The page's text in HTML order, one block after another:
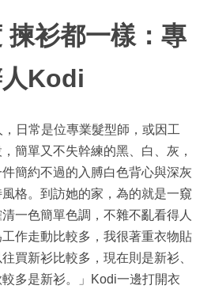
揀衫都一樣：專
Kodi
日常是位專業髮型師，或因工
簡單又不失幹練的黑、白、灰，
簡約不過的入膊白色背心與深灰
格。到訪她的家，為的就是一窺
一色簡單色調，不雜不亂看得人
作走動比較多，我很著重衣物貼
買新衫比較多，現在則是新衫、
多是新衫。」Kodi一邊打開衣